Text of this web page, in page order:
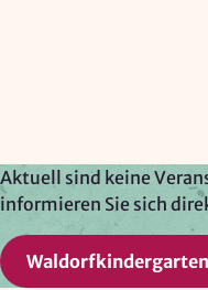
Aktuell sind keine
informieren Sie sich
OPTIONAL
Optionale